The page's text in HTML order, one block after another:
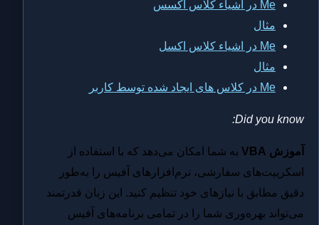
Me در اشیاء کلاس اکسس
مثال
Me در اشیاء کلاس اکسل
مثال
Me در کلاس های ایجاد شده توسط کاربر
Did you know:
آموزش VBA
به شما امکان می‌دهد که با استفاده از
اسکریپت‌های سفارشی، نرم‌افزارهای آفیس را به‌طور
دقیق مطابق با نیازهای خود تنظیم کنید. این زبان قدرتمند
می‌تواند بهره‌وری شما را در تمامی برنامه‌های آفیس